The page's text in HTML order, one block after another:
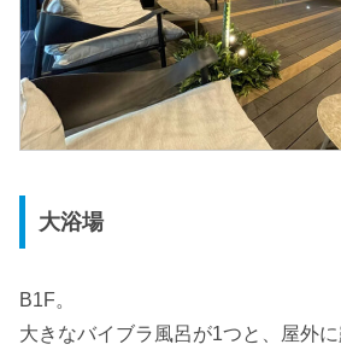
大浴場
B1F。
大きなバイブラ風呂が1つと、屋外